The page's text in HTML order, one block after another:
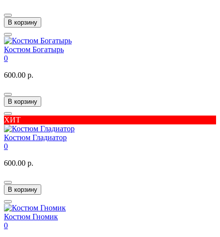
В корзину
Костюм Богатырь
0
600.00 р.
В корзину
ХИТ
Костюм Гладиатор
0
600.00 р.
В корзину
Костюм Гномик
0